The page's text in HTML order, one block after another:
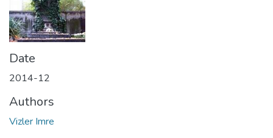
Date
2014-12
Authors
Vizler Imre